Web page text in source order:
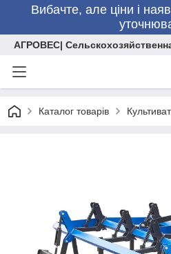
Вибачте, але ціни і
АГРОВЕС|
Каталог товарів